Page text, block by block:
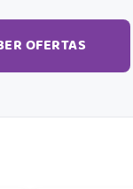
OFERTAS